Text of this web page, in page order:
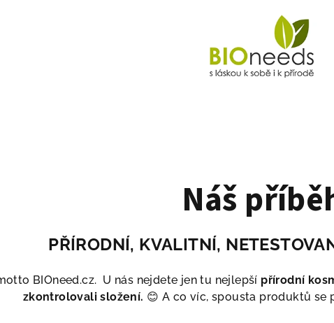
Náš
PŘÍRODNÍ, KVALITNÍ,
BIOneed.cz. U nás nejdete jen tu nejlepší přírodní
zkontrolovali složení. 😊 A co víc, spousta produktů se